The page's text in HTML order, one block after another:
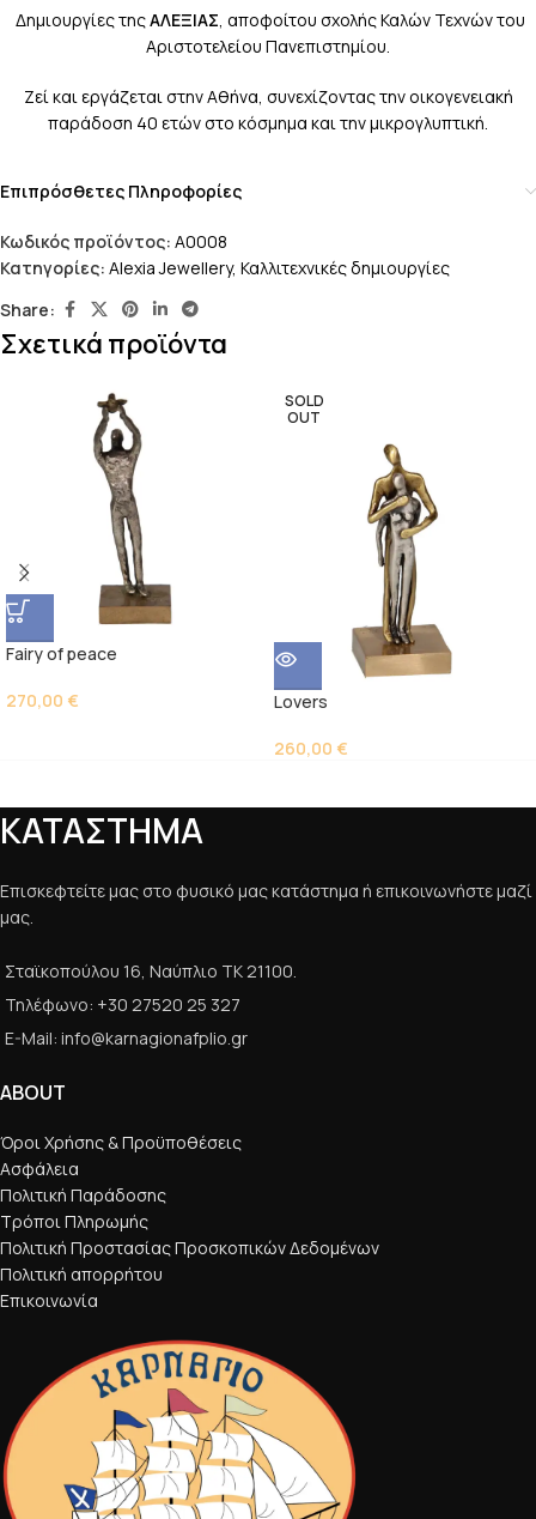
Δημιουργίες τηςΑΛΕΞΙΑΣ, αποφοίτου σχολής Καλών Τεχνών του
Αριστοτελείου Πανεπιστημίου.
Ζεί και εργάζεται στην Αθήνα, συνεχίζοντας την οικογενειακή
παράδοση 40 ετών στο κόσμημα και την μικρογλυπτική.
Επιπρόσθετες Πληροφορίες
Κωδικός προϊόντος: A0008
Κατηγορίες: Alexia Jewellery, Καλλιτεχνικές δημιουργίες
Share:
Σχετικά προϊόντα
Fairy of peace
270,00 €
SOLD
OUT
Lovers
260,00 €
ΚΑΤΑΣΤΗΜΑ
Επισκεφτείτε μας στο φυσικό μας κατάστημα ή επικοινωνήστε μαζί
μας.
Σταϊκοπούλου 16, Ναύπλιο ΤΚ 21100.
Τηλέφωνο: +30 27520 25 327
E-Mail: info@karnagionafplio.gr
ABOUT
Όροι Χρήσης & Προϋποθέσεις
Ασφάλεια
Πολιτική Παράδοσης
Τρόποι Πληρωμής
Πολιτική Προστασίας Προσκοπικών Δεδομένων
Πολιτική απορρήτου
Επικοινωνία